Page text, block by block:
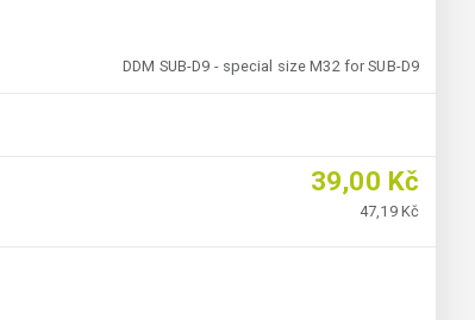
DDM SUB-D9 - special size M32 for SUB-D9
39,00 Kč
47,19 Kč